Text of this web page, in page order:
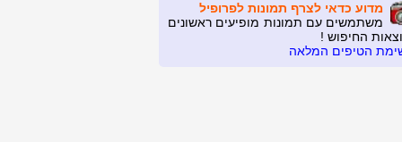
מדוע כדאי לצרף תמונות לפרופיל
משתמשים עם תמונות מופיעים ראשונים
החיפוש !
הטיפים המלאה